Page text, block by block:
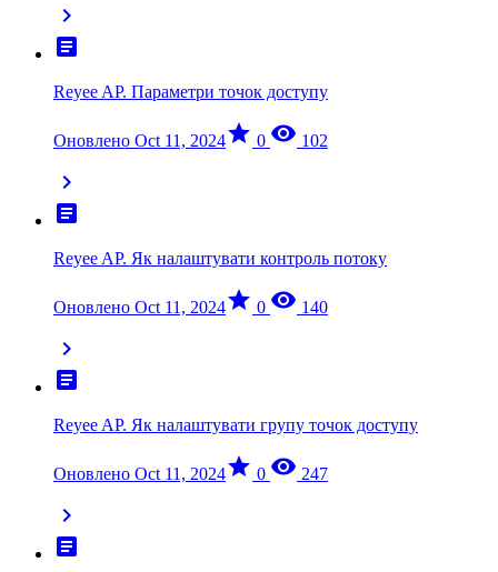
chevron_right
article
Reyee AP. Параметри точок доступу
Оновлено Oct 11, 2024star 0 visibility 102
chevron_right
article
Reyee AP. Як налаштувати контроль потоку
Оновлено Oct 11, 2024star 0 visibility 140
chevron_right
article
Reyee AP. Як налаштувати групу точок доступу
Оновлено Oct 11, 2024star 0 visibility 247
chevron_right
article